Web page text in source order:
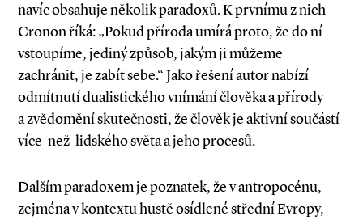
navíc obsahuje několik paradoxů. K prvnímu z nich
Cronon říká: „Pokud příroda umírá proto, že do ní
vstoupíme, jediný způsob, jakým ji můžeme
zachránit, je zabít sebe.“ Jako řešení autor nabízí
odmítnutí dualistického vnímání člověka a přírody
a zvědomění skutečnosti, že člověk je aktivní součástí
více­-než­-lidského světa a jeho procesů.
Dalším paradoxem je poznatek, že v antropocénu,
zejména v kontextu hustě osídlené střední Evropy,